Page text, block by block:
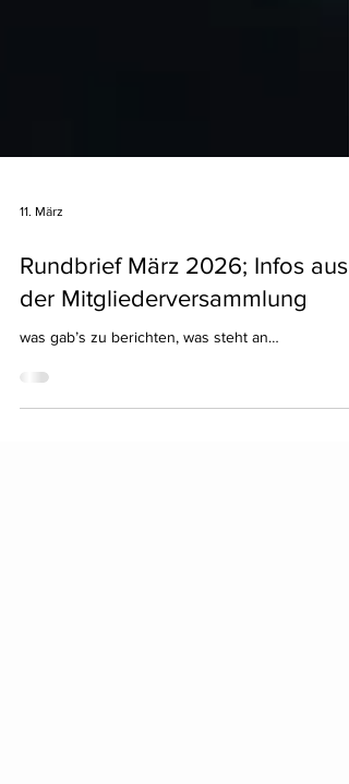
Rundbrief März 2026; Infos aus
der Mitgliederversammlung